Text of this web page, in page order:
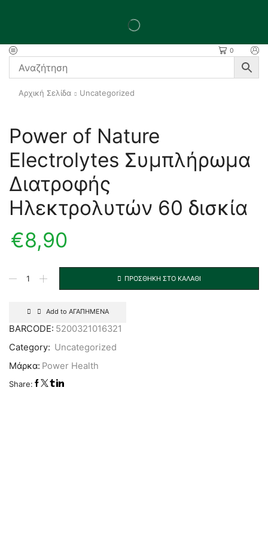
0
Αρχική Σελίδα Uncategorized
Power of Nature
Electrolytes Συμπλήρωμα
Διατροφής
Ηλεκτρολυτών 60 δισκία
€8,90
ΠΡΟΣΘΉΚΗ ΣΤΟ ΚΑΛΆΘΙ
Add to ΑΓΑΠΗΜΕΝΑ
BARCODE: 5200321016321
Category: Uncategorized
Μάρκα: Power Health
Share: